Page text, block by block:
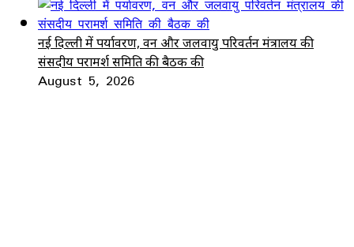
नई दिल्ली में पर्यावरण, वन और जलवायु परिवर्तन मंत्रालय की
संसदीय परामर्श समिति की बैठक की
August 5, 2026